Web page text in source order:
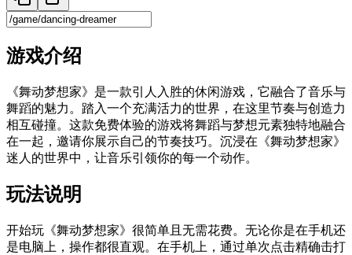
游戏介绍
《舞动梦想家》是一款引人入胜的休闲游戏，它融合了音乐与
舞蹈的魅力。踏入一个充满活力的世界，在这里节奏与创造力
相互碰撞。这款免费体验的游戏将舞蹈与梦想元素独特地融合
在一起，邀请你展示自己的节奏技巧。沉浸在《舞动梦想家》
迷人的世界中，让音乐引领你的每一个动作。
玩法说明
开始玩《舞动梦想家》很简单且无需花费。无论你是在手机还
是电脑上，操作都很直观。在手机上，通过单次点击精确击打